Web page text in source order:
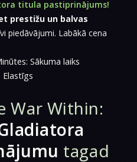
titula pastiprinājums!
prestižu un balvas
piedāvājumi. Labākā cena
Sākuma laiks
Elastīgs
War Within:
tagad